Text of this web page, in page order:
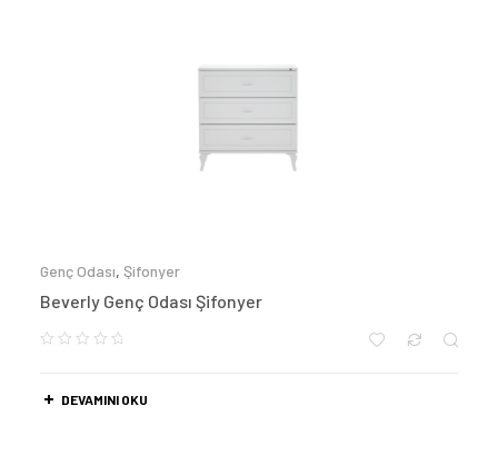
Genç Odası, Şifonyer
Beverly Genç Odası Şifonyer
DEVAMINI OKU